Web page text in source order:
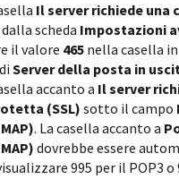
Il server richiede una
dalla scheda Impostazioni
il valore 465 nella casella in
Server della posta in
accanto a Il server
(SSL) sotto il campo
. La casella accanto a
dovrebbe essere
995 per il POP3 o